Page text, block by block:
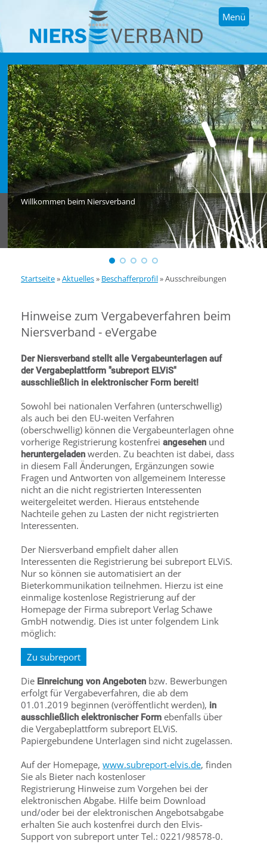
Menü
Willkommen beim Niersverband
Startseite»Aktuelles» Beschafferprofil»Ausschreibungen
Hinweise zum Vergabeverfahren beim
Niersverband - eVergabe
Der Niersverband stellt alle Vergabeunterlagen auf
der Vergabeplattform "subreport ELViS"
ausschließlich in elektronischer Form bereit!
Sowohl bei nationalen Verfahren (unterschwellig)
als auch bei den EU-weiten Verfahren
(oberschwellig) können die Vergabeunterlagen ohne
vorherige Registrierung kostenfrei angesehen und
heruntergeladen werden. Zu beachten ist dabei, dass
in diesem Fall Änderungen, Ergänzungen sowie
Fragen und Antworten von allgemeinem Interesse
nicht an die nicht registrierten Interessenten
weitergeleitet werden. Hieraus entstehende
Nachteile gehen zu Lasten der nicht registrierten
Interessenten.
Der Niersverband empfielt daher allen
Interessenten die Registrierung bei subreport ELViS.
Nur so können sie automatisiert an der
Bieterkommunikation teilnehmen. Hierzu ist eine
einmalige kostenlose Registrierung auf der
Homepage der Firma subreport Verlag Schawe
GmbH notwendig. Dies ist unter folgendem Link
möglich:
Zu subreport
Die Einreichung von Angeboten bzw. Bewerbungen
erfolgt für Vergabeverfahren, die ab dem
01.01.2019 beginnen (veröffentlicht werden), in
ausschließlich elektronischer Form ebenfalls über
die Vergabeplattform subreport ELViS.
Papiergebundene Unterlagen sind nicht zugelassen.
Auf der Homepage, www.subreport-elvis.de, finden
Sie als Bieter nach kostenloser
Registrierung Hinweise zum Vorgehen bei der
elektronischen Abgabe. Hilfe beim Download
und/oder bei der elektronischen Angebotsabgabe
erhalten Sie auch kostenfrei durch den Elvis-
Support von subreport unter Tel.: 0221/98578-0.